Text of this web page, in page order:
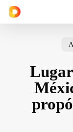
Skip
Cart